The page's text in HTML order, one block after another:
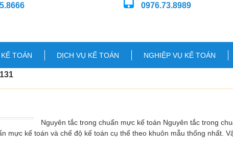
0976.73.8989
TOÁN DỊCH VỤ KẾ TOÁN NGHIỆP VỤ KẾ TOÁN
Nguyên tắc trong chuẩn mực kế toán Nguyên tắc trong
mực kế toán và chế độ kế toán cụ thể theo khuôn mẫu thống nhất.